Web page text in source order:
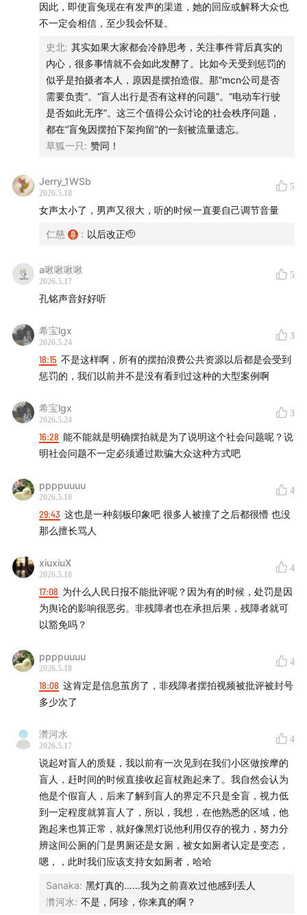
商务合作邮箱：disabled.talks.pod@gmail.com
If you like our show and want to support us, please
consider the following:
Those Abroad:patreon.com/disabledtalks
Those in China:afdian.com/a/disabledtalks
Business Inquiries Email:
disabled.talks.pod@gmail.com
因此，即使盲兔现在有发声的渠道，她的回应或解释大众也
不一定会相信，至少我会怀疑。
史北: 其实如果大家都会冷静思考，关注事件背后真实的
内心，很多事情就不会如此发酵了。比如今天受到惩罚的
似乎是拍摄者本人，原因是摆拍造假。那“mcn公司是否
需要负责”。“盲人出行是否有这样的问题”。“电动车行驶
是否如此无序”。这三个值得公众讨论的社会秩序问题，
都在“盲兔因摆拍下架拘留”的一刻被流量遗忘。
草狐一只 : 赞同！
Jerry_1WSb
2026.5.18
5
女声太小了，男声又很大，听的时候一直要自己调节音量
仁慈 : 以后改正🫡
a啾啾啾啾
2026.5.17
5
孔铭声音好好听
希宝lgx
2026.5.24
3
18:15 不是这样啊，所有的摆拍浪费公共资源以后都是会受到
惩罚的，我们以前并不是没有看到过这种的大型案例啊
希宝lgx
2026.5.24
3
16:28 能不能就是明确摆拍就是为了说明这个社会问题呢？说
明社会问题不一定必须通过欺骗大众这种方式吧
ppppuuuu
2026.5.18
4
29:43 这也是一种刻板印象吧 很多人被撞了之后都很懵 也没
那么擅长骂人
xiuxiuX
2026.5.18
4
17:08 为什么人民日报不能批评呢？因为有的时候，处罚是因
为舆论的影响很恶劣。非残障者也在承担后果，残障者就可
以豁免吗？
ppppuuuu
2026.5.18
4
18:08 这肯定是信息茧房了，非残障者摆拍视频被批评被封号
多少次了
潸河水
2026.5.17
4
说起对盲人的质疑，我以前有一次见到在我们小区做按摩的
盲人，赶时间的时候直接收起盲杖跑起来了。我自然会认为
他是个假盲人，后来了解到盲人的界定不只是全盲，视力低
到一定程度就算盲人了，所以，我想，在他熟悉的区域，他
跑起来也算正常，就好像黑灯说他利用仅存的视力，努力分
辨这间公厕的门是男厕还是女厕，被女如厕者认定是变态，
嗯，，此时我们应该支持女如厕者，哈哈
Sanaka: 黑灯真的……我为之前喜欢过他感到丢人
潸河水: 不是，阿珍，你来真的啊？